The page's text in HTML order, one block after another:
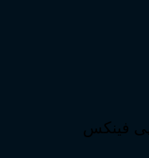
فینکس